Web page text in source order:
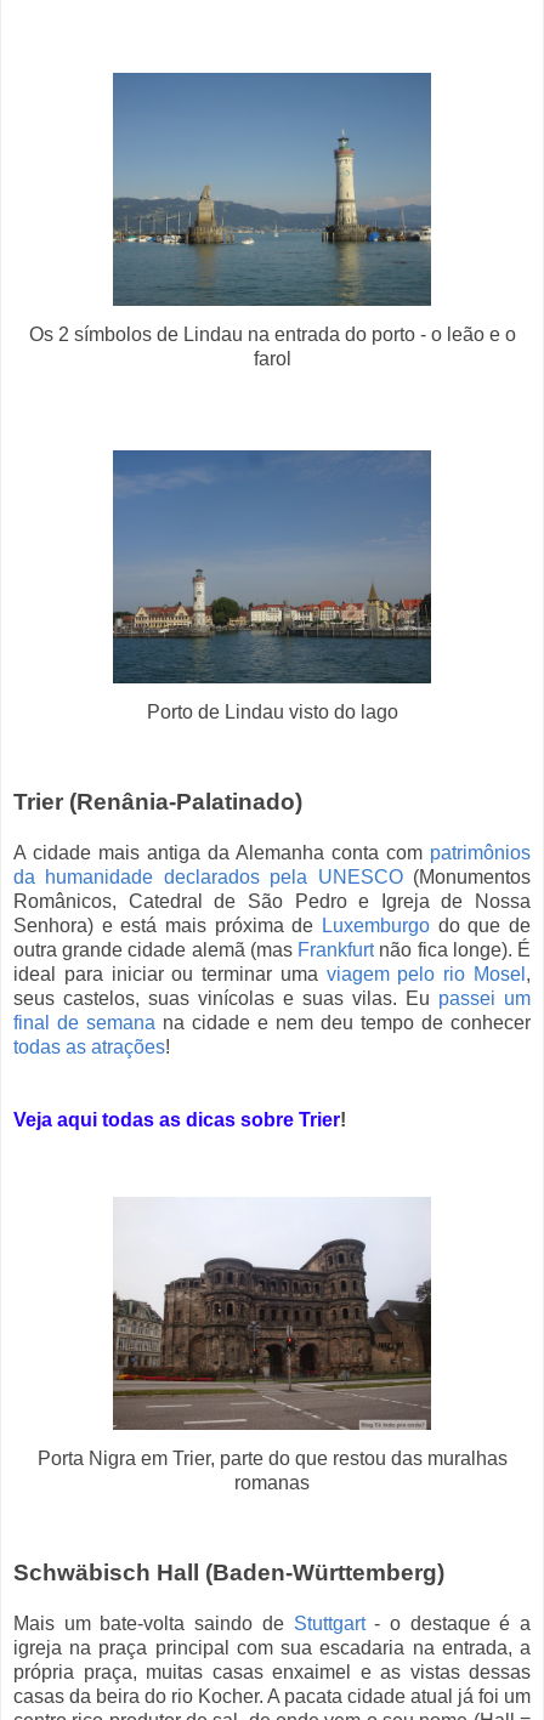
Os 2 símbolos de Lindau na entrada do porto - o leão e o
farol
Porto de Lindau visto do lago
Trier (Renânia-Palatinado)
A cidade mais antiga da Alemanha conta com patrimônios
da humanidade declarados pela UNESCO(Monumentos
Românicos, Catedral de São Pedro e Igreja de Nossa
Senhora) e está mais próxima de Luxemburgo do que de
outra grande cidade alemã (mas Frankfurt não fica longe). É
ideal para iniciar ou terminar uma viagem pelo rio Mosel ,
seus castelos, suas vinícolas e suas vilas. Eu passei um
final de semana na cidade e nem deu tempo de conhecer
todas as atrações!
Veja aqui todas as dicas sobre Trier!
Porta Nigra em Trier, parte do que restou das muralhas
romanas
Schwäbisch Hall (Baden-Württemberg)
Mais um bate-volta saindo de Stuttgart- o destaque é a
igreja na praça principal com sua escadaria na entrada, a
própria praça, muitas casas enxaimel e as vistas dessas
casas da beira do rio Kocher. A pacata cidade atual já foi um